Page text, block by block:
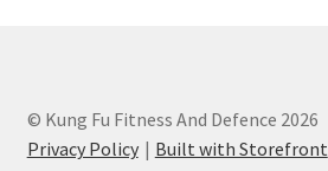
© Kung Fu Fitness And Defence 2026
Privacy Policy
Built with Storefront